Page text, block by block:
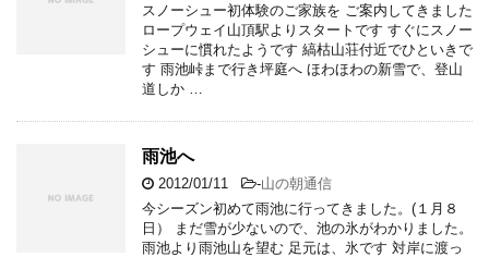
スノーシュー初体験のご家族を ご案内してきました
ロープウェイ山頂駅よりスタートです すぐにスノー
シューに慣れたようです 縞枯山荘付近でひといきで
す 雨池峠まで行き坪庭へ ほわほわの新雪で、登山
道しか …
雨池へ
2012/01/11 -山の朝通信
今シーズン初めて雨池に行ってきました。(１月８
日） まだ雪が少ないので、池の氷がわかりました。
雨池より雨池山を望む 足元は、氷です 対岸に渡っ